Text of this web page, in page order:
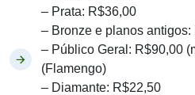
– Prata: R$36,00
– Bronze e planos antigos:
– Público Geral: R$90,00
(Flamengo)
– Diamante: R$22,50